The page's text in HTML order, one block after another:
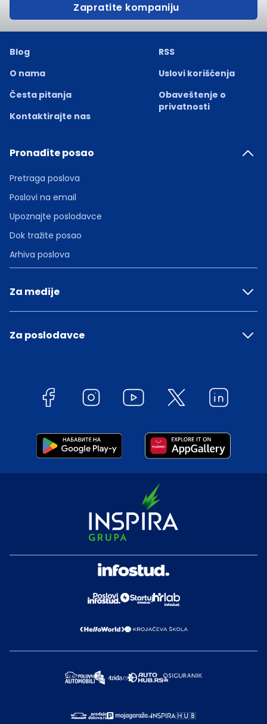
Zapratite kompaniju
Blog
O nama
Česta pitanja
Kontaktirajte nas
RSS
Uslovi korišćenja
Obaveštenje o
privatnosti
Pronađite posao
Pretraga poslova
Poslovi na email
Upoznajte poslodavce
Dok tražite posao
Arhiva poslova
Za medije
Za poslodavce